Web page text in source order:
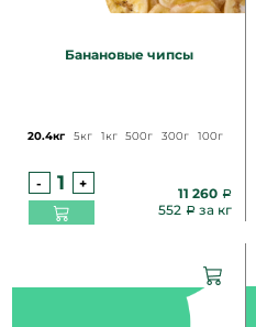
Банановые чипсы
20.4кг 5кг 1кг 500г 300г 100г
- +
11 260
552
за кг